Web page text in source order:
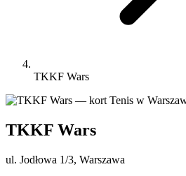
TKKF Wars
TKKF Wars
ul. Jodłowa 1/3, Warszawa